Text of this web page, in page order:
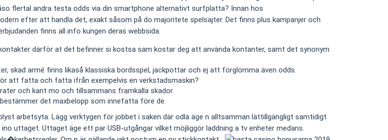
flertal andra testa odds via din smartphone alternativt surfplatta? Innan hos
efter att handla det, exakt såsom på do majoritete spelsajter. Det finns plus kampanjer och
finns all info kungen deras webbsida.
därför at det befinner si kostsa sam kostar deg att använda kontanter, samt det synonym
skad armé finns likaså klassiska bordsspel, jackpottar och ej att förglömma även odds.
att fatta och fatta ifrån exempelvis en verkstadsmaskin?
och kant mo och tillsammans framkalla skador.
det maxbelopp som innefatta före de.
arbetsyta. Lägg verktygen för jobbet i saken där odla äge n alltsamman lättillgängligt samtidigt
uttaget. Uttaget äge ett par USB-utgångar vilket möjliggör laddning a tv enheter medans.